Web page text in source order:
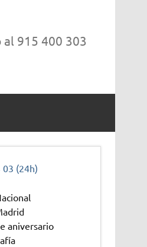
915 400 303
03 (24h)
aniversario